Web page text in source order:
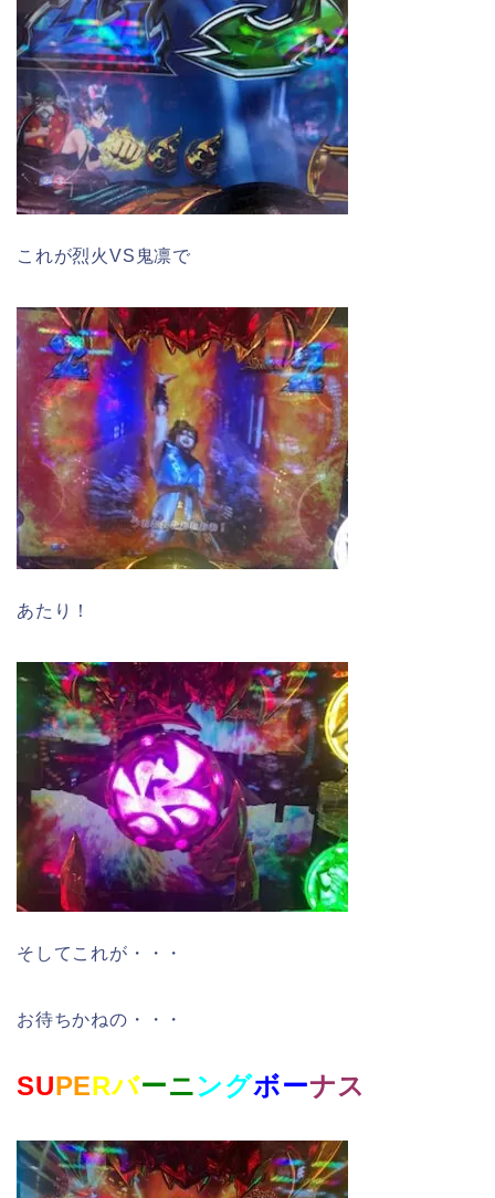
これが烈火VS鬼凛で
あたり！
そしてこれが・・・
お待ちかねの・・・
SUPERバーニングボーナス